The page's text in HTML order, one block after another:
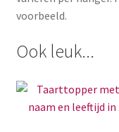
voorbeeld.
Ook leuk...